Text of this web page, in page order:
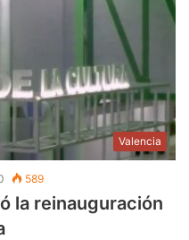
Valencia
589
la reinauguración